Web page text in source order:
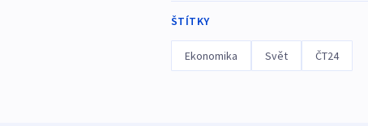
ŠTÍTKY
Ekonomika Svět ČT24